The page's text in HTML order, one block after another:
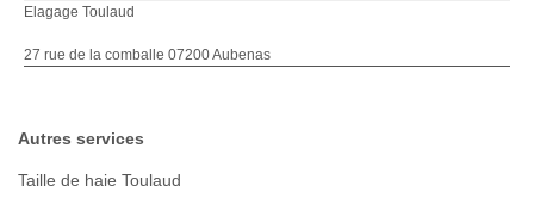
Elagage Toulaud
27 rue de la comballe 07200 Aubenas
Autres services
Taille de haie Toulaud